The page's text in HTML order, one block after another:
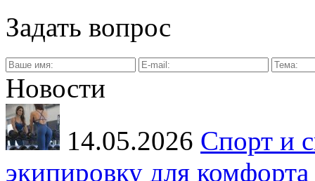
Задать вопрос
Новости
14.05.2026 Спорт и
экипировку для комфорта